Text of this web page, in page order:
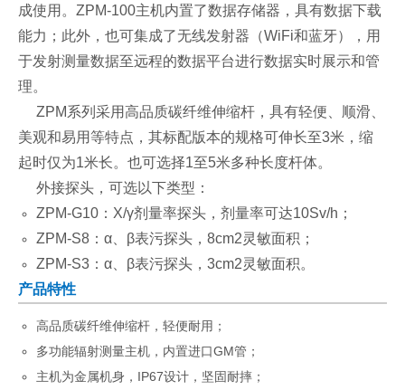
成使用。ZPM-100主机内置了数据存储器，具有数据下载
能力；此外，也可集成了无线发射器（WiFi和蓝牙），用
于发射测量数据至远程的数据平台进行数据实时展示和管
理。
ZPM系列采用高品质碳纤维伸缩杆，具有轻便、顺滑、
美观和易用等特点，其标配版本的规格可伸长至3米，缩
起时仅为1米长。也可选择1至5米多种长度杆体。
外接探头，可选以下类型：
ZPM-G10：X/γ剂量率探头，剂量率可达10Sv/h；
ZPM-S8：α、β表污探头，8cm2灵敏面积；
ZPM-S3：α、β表污探头，3cm2灵敏面积。
产品特性
高品质碳纤维伸缩杆，轻便耐用；
多功能辐射测量主机，内置进口GM管；
主机为金属机身，IP67设计，坚固耐摔；